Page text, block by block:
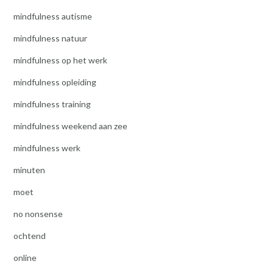
mindfulness autisme
mindfulness natuur
mindfulness op het werk
mindfulness opleiding
mindfulness training
mindfulness weekend aan zee
mindfulness werk
minuten
moet
no nonsense
ochtend
online